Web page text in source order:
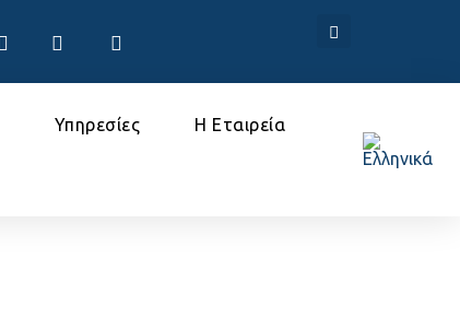
Υπηρεσίες Η Εταιρεία